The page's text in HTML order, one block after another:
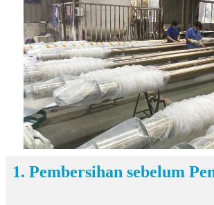
1. Pembersihan sebelum